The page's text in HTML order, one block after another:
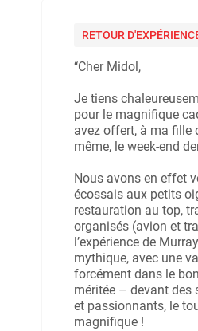
RETOUR
‘‘Cher Midol,
Je tiens
pour le magnifique
avez offert, à ma fille
même, le week-end
Nous avons en effet
écossais aux petits
restauration au top,
organisés (avion et
l’expérience de
mythique, avec une
forcément dans le
méritée – devant des
et passionnants, le
magnifique !